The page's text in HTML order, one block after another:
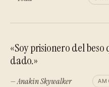
«Soy prisionero del
dado.»
— Anakin Skywalker